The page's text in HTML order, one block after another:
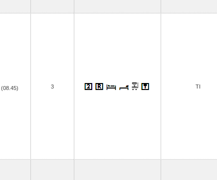
(08.45) 3 TI